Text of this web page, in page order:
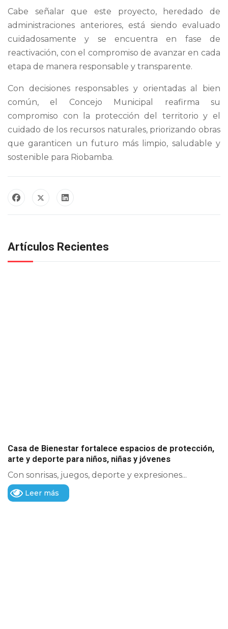
Cabe señalar que este proyecto, heredado de
administraciones anteriores, está siendo evaluado
cuidadosamente y se encuentra en fase de
reactivación, con el compromiso de avanzar en cada
etapa de manera responsable y transparente.
Con decisiones responsables y orientadas al bien
común, el Concejo Municipal reafirma su
compromiso con la protección del territorio y el
cuidado de los recursos naturales, priorizando obras
que garanticen un futuro más limpio, saludable y
sostenible para Riobamba.
Artículos Recientes
Casa de Bienestar fortalece espacios de protección,
arte y deporte para niños, niñas y jóvenes
Con sonrisas, juegos, deporte y expresiones...
Leer más